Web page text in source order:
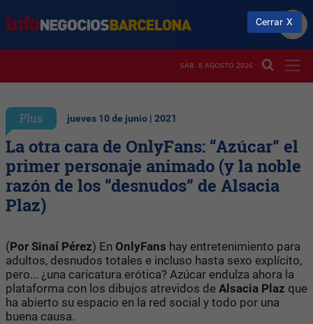
SÁB. 8 AGOSTO 2026
Plus jueves 10 de junio | 2021
La otra cara de OnlyFans: “Azúcar” el
primer personaje animado (y la noble
razón de los “desnudos” de Alsacia
Plaz)
(Por Sinaí Pérez) En OnlyFans hay entretenimiento para
adultos, desnudos totales e incluso hasta sexo explícito,
pero... ¿una caricatura erótica? Azúcar endulza ahora la
plataforma con los dibujos atrevidos de Alsacia Plaz que
ha abierto su espacio en la red social y todo por una
buena causa.
Cerrar